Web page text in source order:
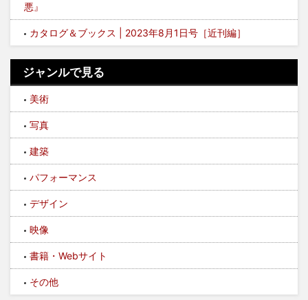
悪』
カタログ＆ブックス | 2023年8月1日号［近刊編］
ジャンルで見る
美術
写真
建築
パフォーマンス
デザイン
映像
書籍・Webサイト
その他